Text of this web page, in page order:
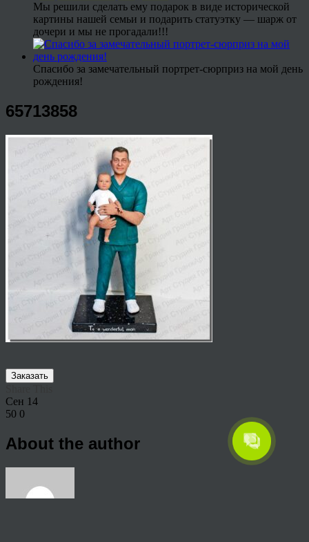
Мы решили сделать ему подарок в виде исторической
картины нашей семьи и подарить статуэтку — шарж от
дочери и мы не прогадали!!!
Спасибо за замечательный портрет-сюрприз на мой день
рождения!
65713858
Заказать
Сен 14
50 0
About the author